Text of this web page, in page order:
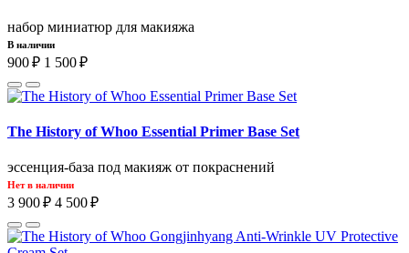
набор миниатюр для макияжа
В наличии
900 ₽ 1 500 ₽
The History of Whoo Essential Primer Base Set
эссенция-база под макияж от покраснений
Нет в наличии
3 900 ₽ 4 500 ₽